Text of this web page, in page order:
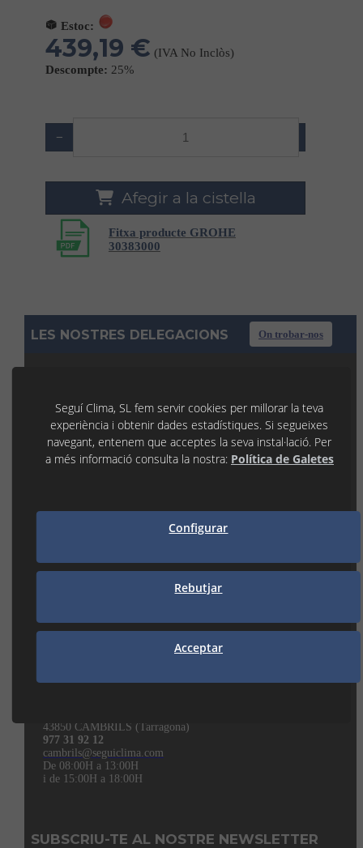
Estoc:
439,19 € (IVA No Inclòs)
Descompte: 25%
−
Afegir a la cistella
Fitxa producte GROHE
30383000
LES NOSTRES DELEGACIONS On trobar-nos
C/ La Noguera, 7 P.I. Llevant
25300 TÀRREGA (Lleida)
973 31 45 53
tarrega@seguiclima.com
De 07:30H a 19:00H
De 07:30h a 18:30h
CAMBRILS
43850 CAMBRILS (Tarragona)
977 31 92 12
cambrils@seguiclima.com
De 08:00H a 13:00H
i de 15:00H a 18:00H
SUBSCRIU-TE AL NOSTRE NEWSLETTER
Seguí Clima, SL fem servir cookies per millorar la teva
experiència i obtenir dades estadístiques. Si segueixes
navegant, entenem que acceptes la seva instal·lació. Per
a més informació consulta la nostra: Política de Galetes
Configurar
Rebutjar
Acceptar